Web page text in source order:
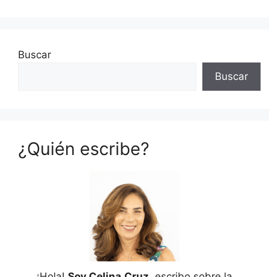
Buscar
Buscar
¿Quién escribe?